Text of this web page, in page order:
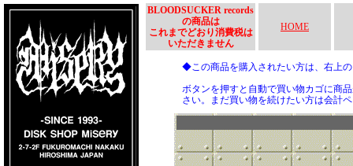
BLOODSUCKER records
の商品は
これまでどおり消費税は
いただきません
HOME
◆この商品を購入されたい方は、右上
ボタンを押すと自動で買い物カゴに商
さい。まだ買い物を続けたい方は会計